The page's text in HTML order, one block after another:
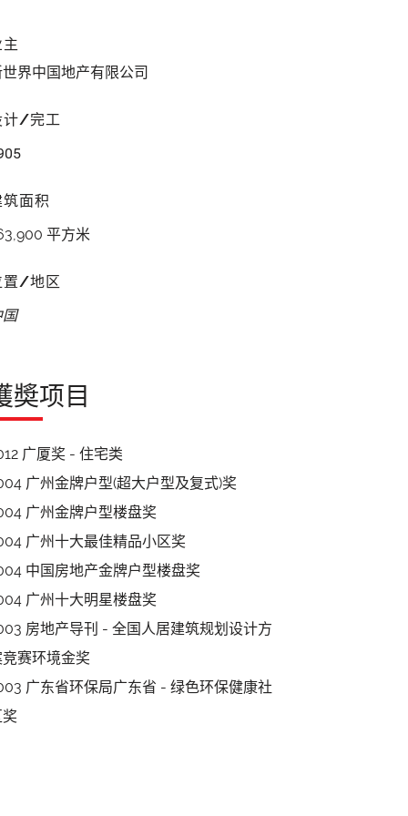
界中国地产有限公司
计/完工
筑面积
平方米
置/地区
国
奬项目
广厦奖 - 住宅类
广州金牌户型(超大户型及复式)奖
广州金牌户型楼盘奖
广州十大最佳精品小区奖
中国房地产金牌户型楼盘奖
广州十大明星楼盘奖
房地产导刊 - 全国人居建筑规划设计方
赛环境金奖
广东省环保局广东省 - 绿色环保健康社